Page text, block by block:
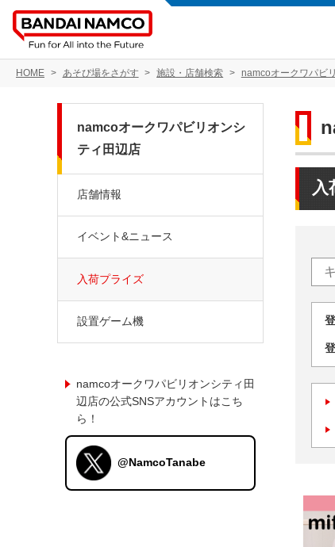
HOME あそび場をさがす 施設・店舗検索 namcoオークワパビ
入
namcoオークワパビリオンシ
ティ田辺店
店舗情報
イベント&ニュース
入荷プライズ
設置ゲーム機
namcoオークワパビリオンシティ田
辺店の公式SNSアカウントはこち
ら！
@NamcoTanabe